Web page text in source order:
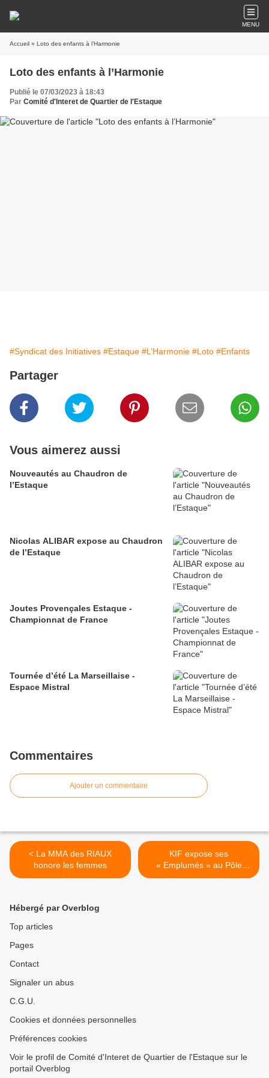
MENU
Accueil » Loto des enfants à l’Harmonie
Loto des enfants à l’Harmonie
Publié le 07/03/2023 à 18:43
Par Comité d'Interet de Quartier de l'Estaque
#Syndicat des Initiatives #Estaque #L’Harmonie #Loto #Enfants
Partager
Vous aimerez aussi
Nouveautés au Chaudron de
l’Estaque
Nicolas ALIBAR expose au Chaudron
de l’Estaque
Joutes Provençales Estaque -
Championnat de France
Tournée d’été La Marseillaise -
Espace Mistral
Commentaires
Ajouter un commentaire
< La MMA des RIAUX
honore les femmes
KIF expose ses
« Emplumés » au Pôle
Chezanne >
Hébergé par Overblog
Top articles
Pages
Contact
Signaler un abus
C.G.U.
Cookies et données personnelles
Préférences cookies
Voir le profil de Comité d'Interet de Quartier de l'Estaque sur le
portail Overblog